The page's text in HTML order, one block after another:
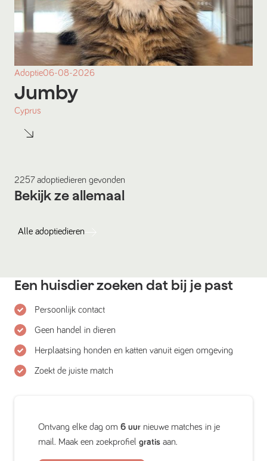
Adoptie06-08-2026
Jumby
Cyprus
2257 adoptiedieren gevonden
Bekijk ze allemaal
Alle adoptiedieren
Een huisdier zoeken dat bij je past
Persoonlijk contact
Geen handel in dieren
Herplaatsing honden en katten vanuit eigen omgeving
Zoekt de juiste match
Ontvang elke dag om 6 uur nieuwe matches in je
mail. Maak een zoekprofiel gratis aan.